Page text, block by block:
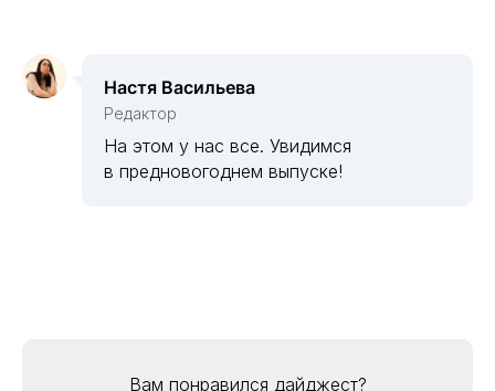
Настя Васильева
Редактор
На этом у нас все. Увидимся
в предновогоднем выпуске!
Вам понравился дайджест?